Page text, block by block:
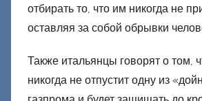
отбирать то, что им никогда не
оставляя за собой обрывки
Также итальянцы говорят о том,
никогда не отпустит одну из